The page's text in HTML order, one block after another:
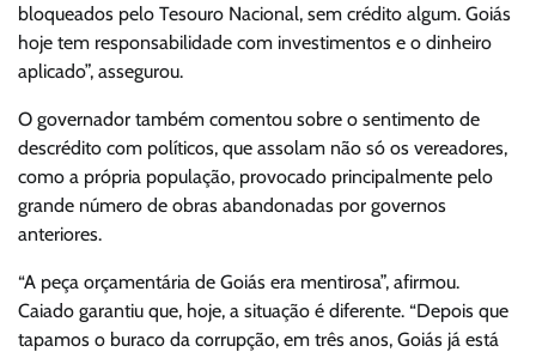
bloqueados pelo Tesouro Nacional, sem crédito algum. Goiás
hoje tem responsabilidade com investimentos e o dinheiro
aplicado”, assegurou.
O governador também comentou sobre o sentimento de
descrédito com políticos, que assolam não só os vereadores,
como a própria população, provocado principalmente pelo
grande número de obras abandonadas por governos
anteriores.
“A peça orçamentária de Goiás era mentirosa”, afirmou.
Caiado garantiu que, hoje, a situação é diferente. “Depois que
tapamos o buraco da corrupção, em três anos, Goiás já está